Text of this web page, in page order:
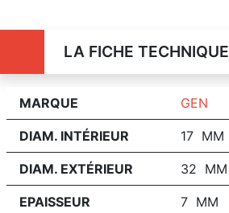
LA FICHE TECHNIQUE
MARQUE GEN
DIAM. INTÉRIEUR 17 MM
DIAM. EXTÉRIEUR 32 MM
EPAISSEUR 7 MM